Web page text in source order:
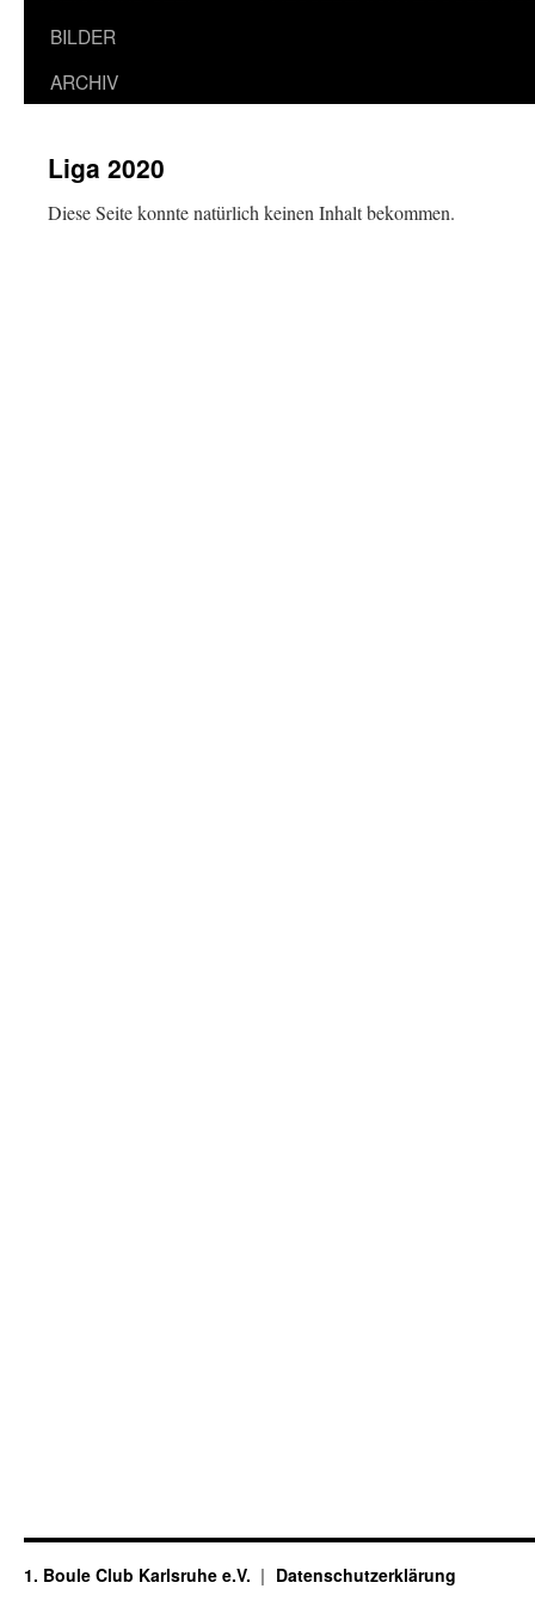
BILDER
ARCHIV
Liga 2020
Diese Seite konnte natürlich keinen Inhalt bekommen.
1. Boule Club Karlsruhe e.V. Datenschutzerklärung